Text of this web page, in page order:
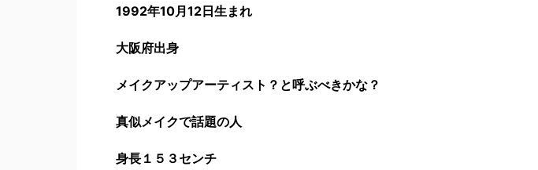
1992年10月12日生まれ
大阪府出身
メイクアップアーティスト？と呼ぶべきかな？
真似メイクで話題の人
身長１５３センチ